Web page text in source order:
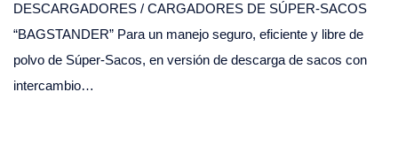
DESCARGADORES / CARGADORES DE SÚPER-SACOS
“BAGSTANDER” Para un manejo seguro, eficiente y libre de
polvo de Súper-Sacos, en versión de descarga de sacos con
intercambio…